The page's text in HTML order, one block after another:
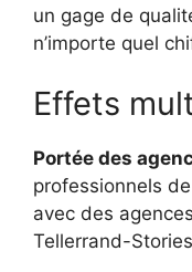
un gage de
n’importe quel
Effets
Portée des
professionnels
avec des
Tellerrand-